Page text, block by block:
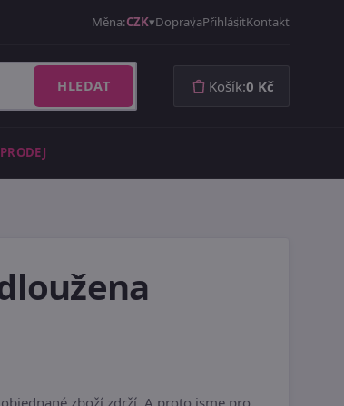
Měna:CZK DopravaPřihlásitKontakt
HLEDAT Košík:0 Kč